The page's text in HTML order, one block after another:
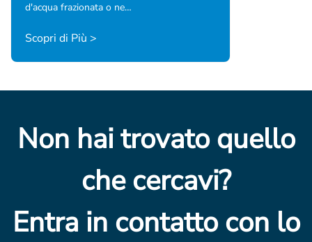
d'acqua frazionata o ne…
Scopri di Più >
Non hai trovato quello
che cercavi?
Entra in contatto con lo